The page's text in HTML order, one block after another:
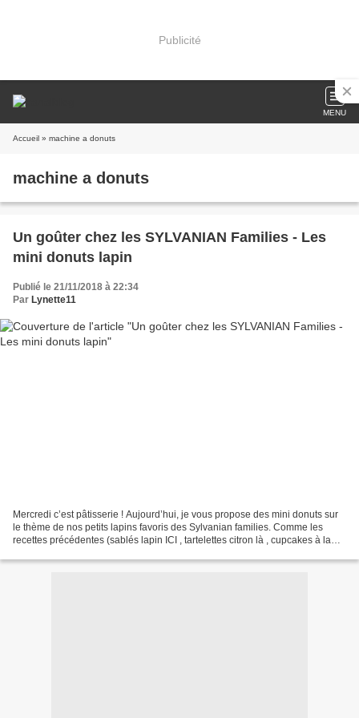
Publicité
MENU
Accueil » machine a donuts
machine a donuts
Un goûter chez les SYLVANIAN Families - Les
mini donuts lapin
Publié le 21/11/2018 à 22:34
Par Lynette11
Mercredi c’est pâtisserie ! Aujourd’hui, je vous propose des mini donuts sur
le thème de nos petits lapins favoris des Sylvanian families. Comme les
recettes précédentes (sablés lapin ICI , tartelettes citron là , cupcakes à la